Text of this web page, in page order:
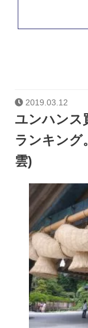
2019.03.12
ユンハンス
ランキング
雲)